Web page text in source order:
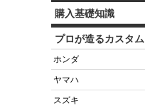
購入基礎知識
プロが造るカスタム
ホンダ
ヤマハ
スズキ